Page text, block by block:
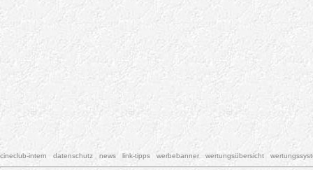
cineclub-intern datenschutz news link-tipps werbebanner wertungsübersicht